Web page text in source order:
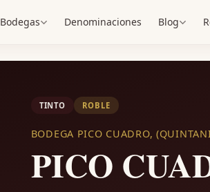
Bodegas Denominaciones Blog
TINTO ROBLE
BODEGA PICO CUADRO,
PICO